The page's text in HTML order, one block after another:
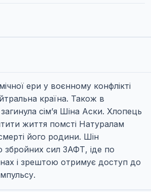
ери у воєнному конфлікті
країна. Також в
загинула сім’я Шіна Аски. Хлопець
життя помсті Натуралам
його родини. Шін
збройних сил ЗАФТ, іде по
і зрештою отримує доступ до